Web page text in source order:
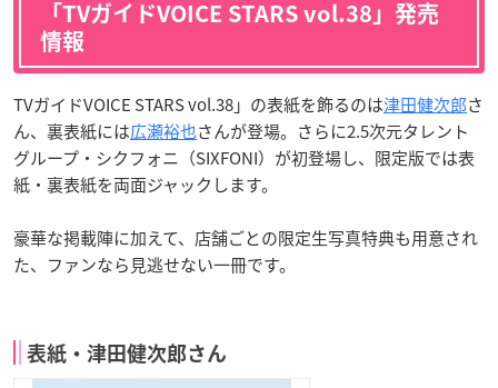
「TVガイドVOICE STARS vol.38」発売
情報
TVガイドVOICE STARS vol.38」の表紙を飾るのは津田健次郎さ
ん、裏表紙には広瀬裕也さんが登場。さらに2.5次元タレント
グループ・シクフォニ（SIXFONI）が初登場し、限定版では表
紙・裏表紙を両面ジャックします。
豪華な掲載陣に加えて、店舗ごとの限定生写真特典も用意され
た、ファンなら見逃せない一冊です。
表紙・津田健次郎さん